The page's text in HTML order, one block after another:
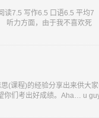
作6.5 口语6.5 平均7 3
力方面，由于我不喜欢死
(课程)的经验分享出来供大
你们考出好成绩。Aha… u